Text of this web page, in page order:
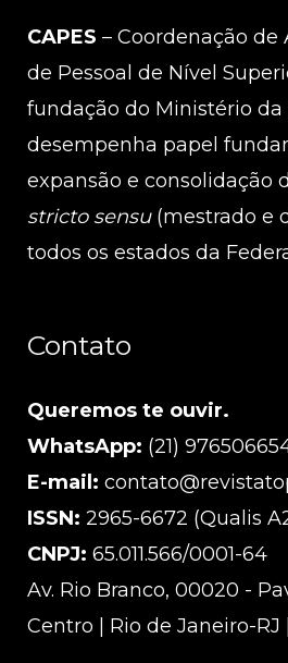
CAPES – Coordenação
de Pessoal de Nível
fundação do Ministério da
desempenha papel
expansão e consolidação
stricto sensu(mestrado e
todos os estados da
Contato
Queremos te ouvir.
WhatsApp: (21)
E-mail:
ISSN: 2965-6672 (Qualis
CNPJ: 65.011.566/0001-64
Av. Rio Branco, 00020 -
Centro | Rio de Janeiro-RJ